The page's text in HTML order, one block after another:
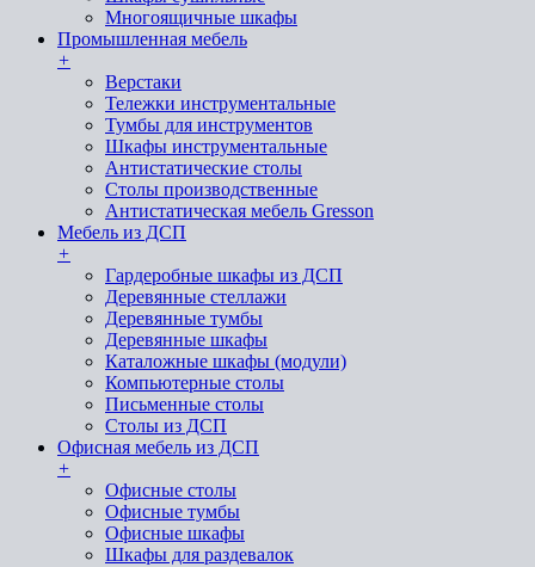
Многоящичные шкафы
Промышленная мебель
+
Верстаки
Тележки инструментальные
Тумбы для инструментов
Шкафы инструментальные
Антистатические столы
Столы производственные
Антистатическая мебель Gresson
Мебель из ДСП
+
Гардеробные шкафы из ДСП
Деревянные стеллажи
Деревянные тумбы
Деревянные шкафы
Каталожные шкафы (модули)
Компьютерные столы
Письменные столы
Столы из ДСП
Офисная мебель из ДСП
+
Офисные столы
Офисные тумбы
Офисные шкафы
Шкафы для раздевалок